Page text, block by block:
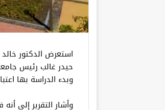
استعرض الدكتور خالد
حيدر غالب رئيس
وبدء الدراسة بها